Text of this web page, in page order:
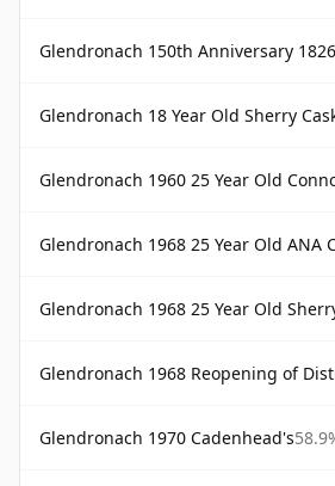
Glendronach 150th Anniversary
Glendronach 18 Year Old Sherry
Glendronach 1960 25 Year Old Connoisseurs Choice
Glendronach 1968 25 Year Old ANA
Glendronach 1968 25 Year Old
Glendronach 1968 Reopening of
Glendronach 1970 Cadenhead's